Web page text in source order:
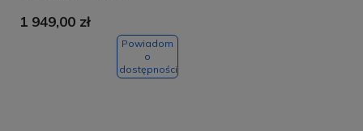
1 949,00 zł
Powiadom
o
dostępności